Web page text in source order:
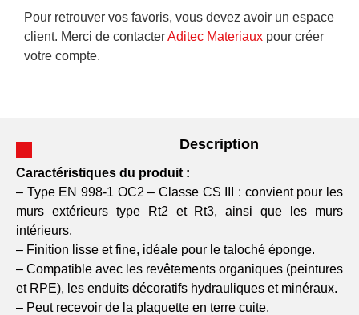
Pour retrouver vos favoris, vous devez avoir un espace
client. Merci de contacterAditec Materiaux pour créer
votre compte.
Description
Caractéristiques du produit :
– Type EN 998-1 OC2 – Classe CS III : convient pour les
murs extérieurs type Rt2 et Rt3, ainsi que les murs
intérieurs.
– Finition lisse et fine, idéale pour le taloché éponge.
– Compatible avec les revêtements organiques (peintures
et RPE), les enduits décoratifs hydrauliques et minéraux.
– Peut recevoir de la plaquette en terre cuite.